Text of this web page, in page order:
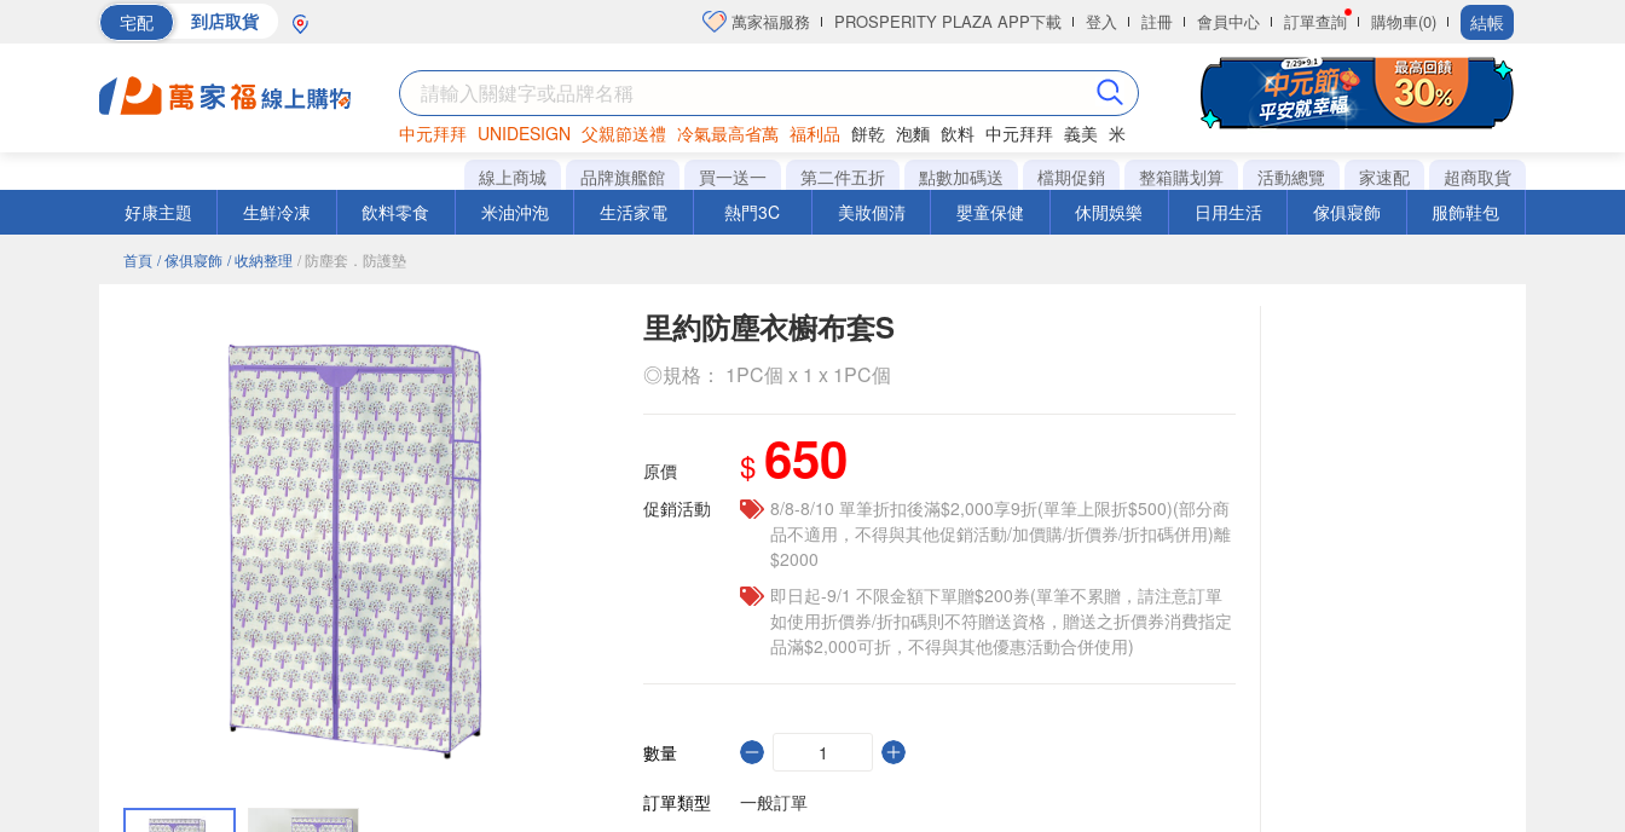
宅配 到店取貨 萬家福服務 PROSPERITY PLAZA APP下載 登入 註冊 會員中心 訂單查詢 購物車(0) 結帳
中元拜拜 UNIDESIGN 父親節送禮 冷氣最高省萬 福利品 餅乾 泡麵 飲料 中元拜拜 義美 米
罐頭 海苔 洋芋片
線上商城 品牌旗艦館 買一送一 第二件五折 點數加碼送 檔期促銷 整箱購划算 活動總覽 家速配
超商取貨
好康主題
生鮮冷凍 飲料零食 米油沖泡 生活家電 熱門3C 美妝個清 嬰童保健 休閒娛樂 日用生活 傢俱寢飾 服飾鞋包
首頁 / 傢俱寢飾 / 收納整理 / 防塵套．防護墊
里約防塵衣櫥布套S
◎規格： 1PC個 x 1 x 1PC個
原價 $ 650
促銷活動
8/8-8/10 單筆折扣後滿$2,000享9折(單筆上限折$500)(部分商
品不適用，不得與其他促銷活動/加價購/折價券/折扣碼併用)離
$2000
即日起-9/1 不限金額下單贈$200券(單筆不累贈，請注意訂單
如使用折價券/折扣碼則不符贈送資格，贈送之折價券消費指定
品滿$2,000可折，不得與其他優惠活動合併使用)
數量
訂單類型
一般訂單